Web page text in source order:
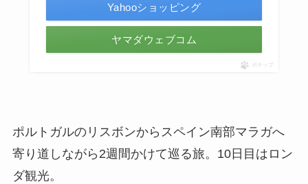
Yahooショッピング
ヤマダウェブコム
ポチップ
ポルトガルのリスボンからスペイン南部マラガへ
寄り道しながら2週間かけて巡る旅。10日目はロン
ダ観光。